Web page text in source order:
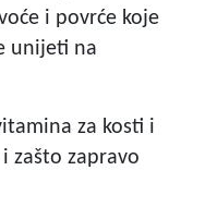
i povrće koje
unijeti na
za kosti i
zašto zapravo